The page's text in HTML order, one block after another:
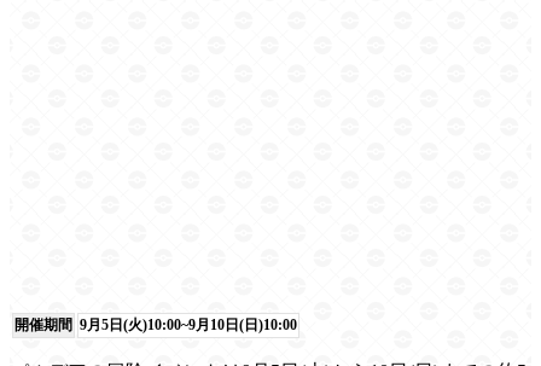
開催期間 9月5日(火)10:00~9月10日(日)10:00